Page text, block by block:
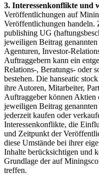
3. Interessenkonflikte und
Veröffentlichungen auf
Veröffentlichungen handeln.
publishing UG
jeweiligen Beitrag
Agenturen, Investor-
Auftraggebern kann ein
Relations-, Beratungs- oder
bestehen. Die hanseatic
ihre Autoren, Mitarbeiter,
Auftraggeber können Aktien
jeweiligen Beitrag
jederzeit kaufen oder
Interessenkonflikte, die
und Zeitpunkt der
diese Umstände bei ihrer
Inhalte berücksichtigen und
Grundlage der auf
treffen.